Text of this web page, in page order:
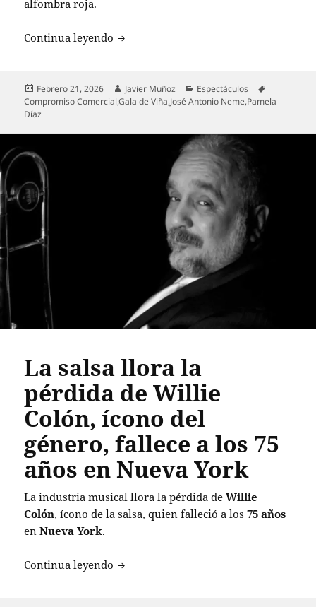
alfombra roja.
Continua leyendo Escándalo en Viña: José Antonio
Publicado
el
Febrero 21, 2026 Autor
Javier Muñoz Categorías
Espectáculos
Compromiso Comercial,Gala de Viña,José Antonio Neme,Pamela
Díaz
La salsa llora la
pérdida de Willie
Colón, ícono del
género, fallece a los 75
años en Nueva York
La industria musical llora la pérdida deWillie
Colón, ícono de la salsa, quien falleció a los75 años
enNueva York.
Continua leyendo La salsa llora la pérdida de Willie